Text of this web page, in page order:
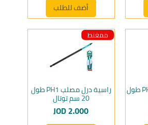
أضف للطلب
راسيات درل مصلب PH2 طول
ممغنط
راسية درل مصلب PH1 طول
20 سم توتال
السعر
JOD 2.000